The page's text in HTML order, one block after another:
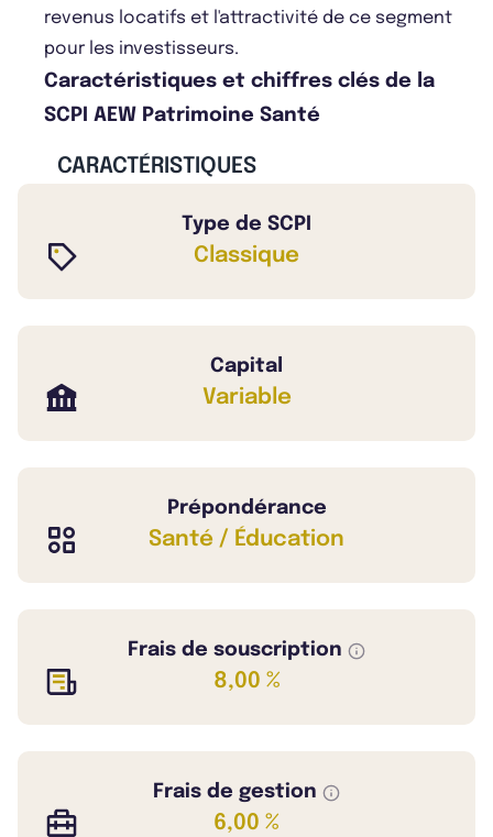
revenus locatifs et l'attractivité de ce segment
pour les investisseurs.
Caractéristiques et chiffres clés de la
SCPI AEW Patrimoine Santé
CARACTÉRISTIQUES
Type de SCPI
Classique
Capital
Variable
Prépondérance
Santé / Éducation
Frais de souscription
8,00 %
Frais de gestion
6,00 %